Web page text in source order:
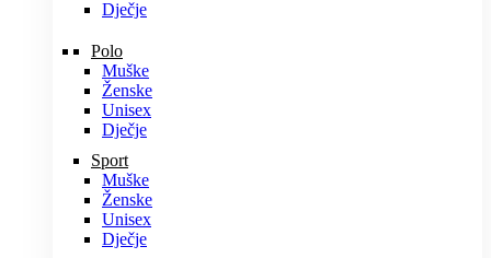
Dječje
Polo
Muške
Ženske
Unisex
Dječje
Sport
Muške
Ženske
Unisex
Dječje